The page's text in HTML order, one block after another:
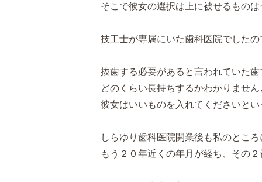
そこで彼女の選択は上に被せるもの
技工士が専属にいた歯科医院でした
抜歯する必要があると言われていた歯
どのくらい長持ちするかわかりませ
彼女はいいものを入れてくださいと
しらゆり歯科医院開業後も私のとこ
もう２０年近くの年月が経ち、その